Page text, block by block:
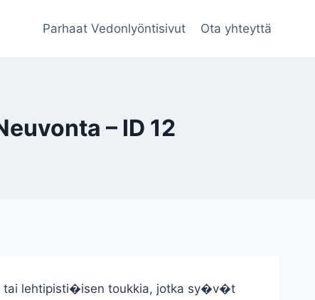
Parhaat Vedonlyöntisivut Ota yhteyttä
– ID 12
tai lehtipisti�isen toukkia, jotka sy�v�t